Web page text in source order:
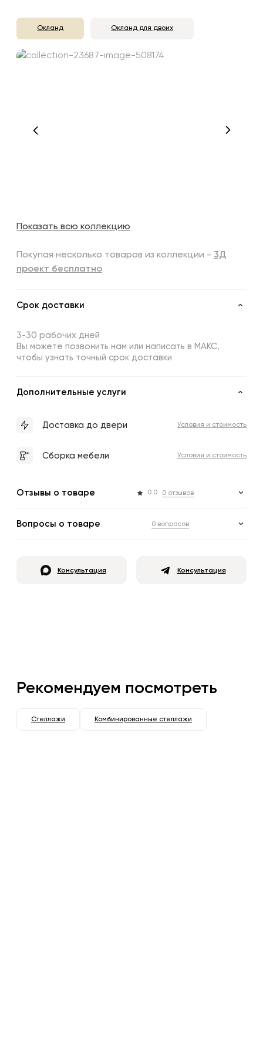
Окланд Окланд для двоих
Показать всю коллекцию
Покупая несколько товаров из коллекции - 3Д
проект бесплатно
Срок доставки
3-30 рабочих дней
Вы можете позвонить нам или написать в МАКС,
чтобы узнать точный срок доставки
Дополнительные услуги
Доставка до двери Условия и стоимость
Сборка мебели Условия и стоимость
Отзывы о товаре 0.0 0 отзывов
Вопросы о товаре 0 вопросов
Консультация Консультация
Рекомендуем посмотреть
Стеллажи Комбинированные стеллажи